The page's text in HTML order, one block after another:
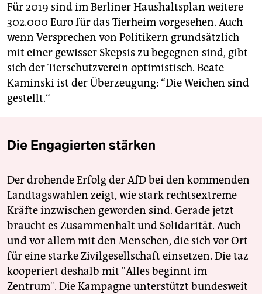
Für 2019 sind im Berliner Haushaltsplan weitere
302.000 Euro für das Tierheim vorgesehen. Auch
wenn Versprechen von Politikern grundsätzlich
mit einer gewisser Skepsis zu begegnen sind, gibt
sich der Tierschutzverein optimistisch. Beate
Kaminski ist der Überzeugung: “Die Weichen sind
gestellt.“
Die Engagierten stärken
Der drohende Erfolg der AfD bei den kommenden
Landtagswahlen zeigt, wie stark rechtsextreme
Kräfte inzwischen geworden sind. Gerade jetzt
braucht es Zusammenhalt und Solidarität. Auch
und vor allem mit den Menschen, die sich vor Ort
für eine starke Zivilgesellschaft einsetzen. Die taz
kooperiert deshalb mit "Alles beginnt im
Zentrum". Die Kampagne unterstützt bundesweit